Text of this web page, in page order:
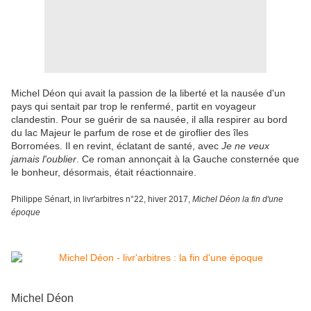
Michel Déon qui avait la passion de la liberté et la nausée d'un
pays qui sentait par trop le renfermé, partit en voyageur
clandestin. Pour se guérir de sa nausée, il alla respirer au bord
du lac Majeur le parfum de rose et de giroflier des îles
Borromées. Il en revint, éclatant de santé, avec Je ne veux
jamais l'oublier . Ce roman annonçait à la Gauche consternée que
le bonheur, désormais, était réactionnaire.
Philippe Sénart, in livr'arbitres n°22, hiver 2017, Michel Déon la fin d'une
époque
Michel Déon